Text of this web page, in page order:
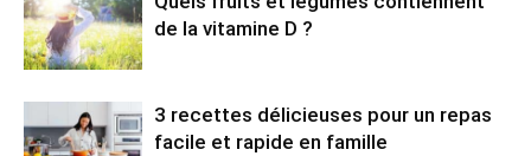
de la vitamine D ?
3 recettes délicieuses pour un repas
facile et rapide en famille